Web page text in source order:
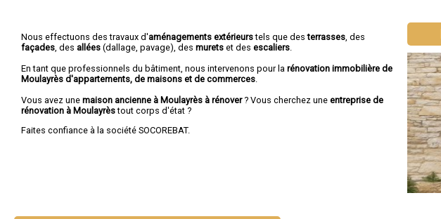
Nous effectuons des travaux d'aménagements extérieurstels que desterrasses , des
façades , des allées (dallage, pavage), des murets et des escaliers
En tant que professionnels du bâtiment, nous intervenons pour la rénovation immobilière de
Moulayrès d'appartements, de maisons et de commerces
Vous avez une maison ancienne à Moulayrès à rénover? Vous cherchez une entreprise de
rénovation à Moulayrèstout corps d'état ?
Faites confiance à la société SOCOREBAT.